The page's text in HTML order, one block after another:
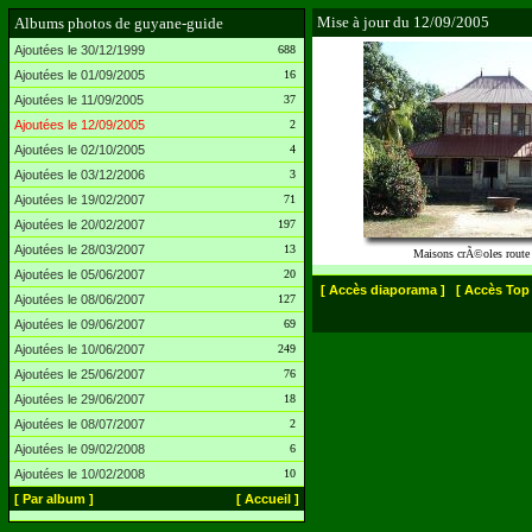
Albums photos de guyane-guide
Ajoutées le 30/12/1999 688
Ajoutées le 01/09/2005 16
Ajoutées le 11/09/2005 37
Ajoutées le 12/09/2005 2
Ajoutées le 02/10/2005 4
Ajoutées le 03/12/2006 3
Ajoutées le 19/02/2007 71
Ajoutées le 20/02/2007 197
Ajoutées le 28/03/2007 13
Ajoutées le 05/06/2007 20
Ajoutées le 08/06/2007 127
Ajoutées le 09/06/2007 69
Ajoutées le 10/06/2007 249
Ajoutées le 25/06/2007 76
Ajoutées le 29/06/2007 18
Ajoutées le 08/07/2007 2
Ajoutées le 09/02/2008 6
Ajoutées le 10/02/2008 10
[ Par album ] [ Accueil ]
Mise à jour du 12/09/2005
Maisons crÃ©oles route
[ Accès diaporama ] [ Accès Top